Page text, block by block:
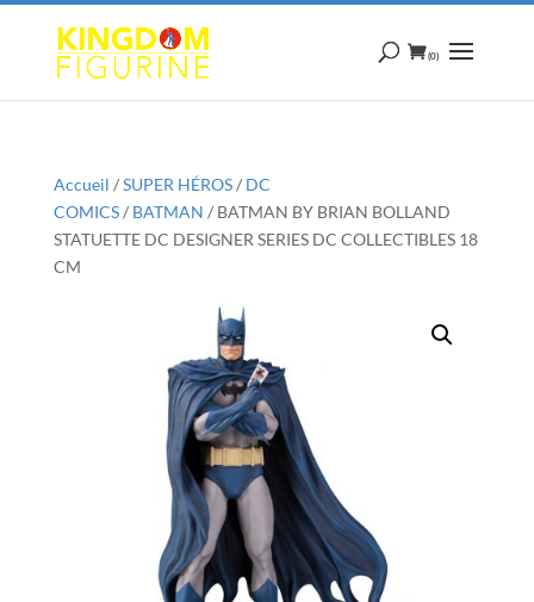
(0)
Accueil /SUPER HÉROS/ DC
COMICS/ BATMAN / BATMAN BY BRIAN BOLLAND
STATUETTE DC DESIGNER SERIES DC COLLECTIBLES 18
CM